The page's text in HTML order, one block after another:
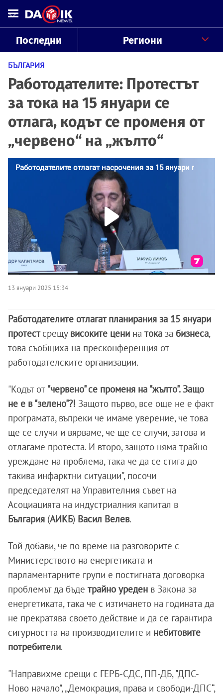
Последни Региони
БЪЛГАРИЯ
Работодателите: Протестът
за тока на 15 януари се
отлага, кодът се променя от
„червено“ на „жълто“
13 януари 2025 15:34
Работодателите отлагат планирания за 15 януари
протестсрещу високите цени на тока за бизнеса,
това съобщиха на пресконференция от
работодателските организации.
"Кодът от "червено" се променя на "жълто". Защо
не е в "зелено"?! Защото първо, все още не е факт
програмата, въпреки че имаме уверение, че това
ще се случи и вярваме, че ще се случи, затова и
отлагаме протеста. И второ, защото няма трайно
уреждане на проблема, така че да се стига до
такива инфарктни ситуации", посочи
председателят на Управителния съвет на
Асоциацията на индустриалния капитал в
България (АИКБ) Васил Велев.
Той добави, че по време на разговорите с
Министерството на енергетиката и
парламентарните групи е постигната договорка
проблемът да бъде трайно уреден в Закона за
енергетиката, така че с изтичането на годината да
не прекратява своето действие и да се гарантира
сигурността на производителите и небитовите
потребители.
"Направихме срещи с ГЕРБ-СДС, ПП-ДБ, "ДПС-
Ново начало", „Демокрация, права и свободи-ДПС“,